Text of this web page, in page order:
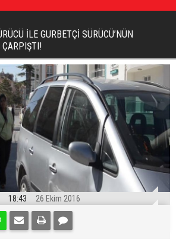
İLE GURBETÇİ SÜRÜCÜ’NÜN
ÇARPIŞTI!
18:43 26 Ekim 2016